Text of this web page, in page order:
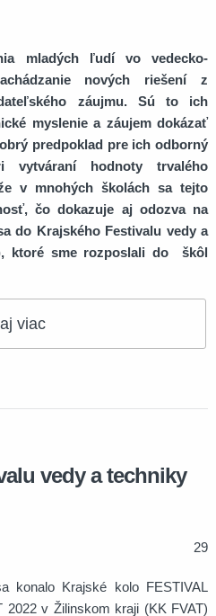
mladých ľudí vo vedecko-
nových riešení z
záujmu. Sú to ich
myslenie a záujem dokázať
predpoklad pre ich odborný
vytváraní hodnoty trvalého
v mnohých školách sa tejto
čo dokazuje aj odozva na
do Krajského Festivalu vedy a
ktoré sme rozposlali do škôl
viac
vedy a techniky
konalo Krajské kolo FESTIVAL
2022 v Žilinskom kraji (KK FVAT)